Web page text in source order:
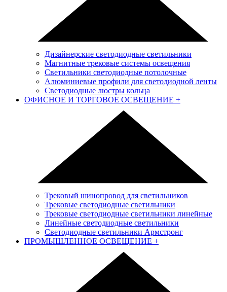
Дизайнерские светодиодные светильники
Магнитные трековые системы освещения
Светильники светодиодные потолочные
Алюминиевые профили для светодиодной ленты
Светодиодные люстры кольца
ОФИСНОЕ И ТОРГОВОЕ ОСВЕЩЕНИЕ +
Трековый шинопровод для светильников
Трековые светодиодные светильники
Трековые светодиодные светильники линейные
Линейные светодиодные светильники
Светодиодные светильники Армстронг
ПРОМЫШЛЕННОЕ ОСВЕЩЕНИЕ +